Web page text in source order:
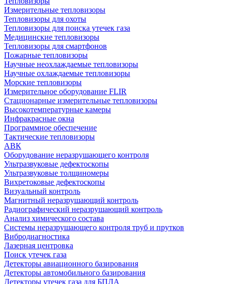
Измерительные тепловизоры
Тепловизоры для охоты
Тепловизоры для поиска утечек газа
Медицинские тепловизоры
Тепловизоры для смартфонов
Пожарные тепловизоры
Научные неохлаждаемые тепловизоры
Научные охлаждаемые тепловизоры
Морские тепловизоры
Измерительное оборудование FLIR
Стационарные измерительные тепловизоры
Высокотемпературные камеры
Инфракрасные окна
Программное обеспечение
Тактические тепловизоры
АВК
Оборудование неразрушающего контроля
Ультразвуковые дефектоскопы
Ультразвуковые толщиномеры
Вихретоковые дефектоскопы
Визуальный контроль
Магнитный неразрушающий контроль
Радиографический неразрушающий контроль
Анализ химического состава
Системы неразрушающего контроля труб и прутков
Вибродиагностика
Лазерная центровка
Поиск утечек газа
Детекторы авиационного базирования
Детекторы автомобильного базирования
Детекторы утечек газа для БПЛА